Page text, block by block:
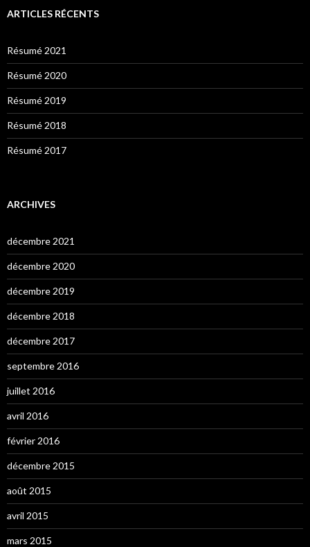
ARTICLES RÉCENTS
Résumé 2021
Résumé 2020
Résumé 2019
Résumé 2018
Résumé 2017
ARCHIVES
décembre 2021
décembre 2020
décembre 2019
décembre 2018
décembre 2017
septembre 2016
juillet 2016
avril 2016
février 2016
décembre 2015
août 2015
avril 2015
mars 2015